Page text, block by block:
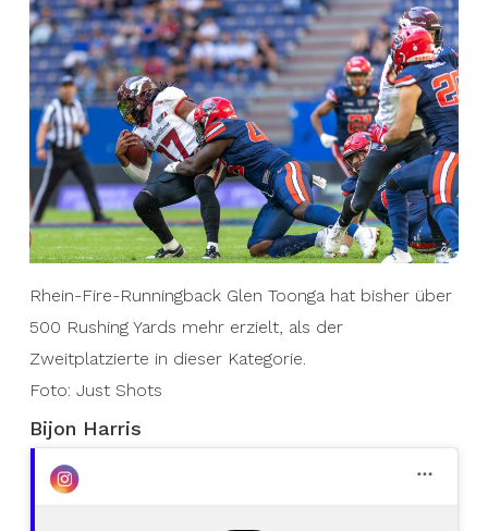
Rhein-Fire-Runningback Glen Toonga hat bisher über
500 Rushing Yards mehr erzielt, als der
Zweitplatzierte in dieser Kategorie.
Foto: Just Shots
Bijon Harris